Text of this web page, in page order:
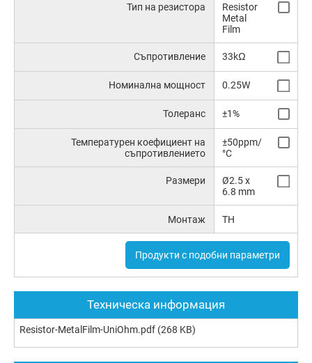
Тип на резистора
Resistor
Metal
Film
Съпротивление 33kΩ
Номинална мощност 0.25W
Толеранс ±1%
Температурен коефициент на
съпротивлението
±50ppm/
°C
Размери
Ø2.5 x
6.8 mm
Монтаж TH
Продукти с подобни параметри
Техническа информация
Resistor-MetalFilm-UniOhm.pdf (268 KB)